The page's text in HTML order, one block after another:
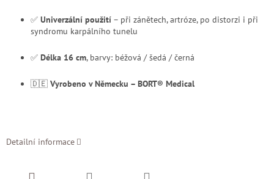
✅ Univerzální použití – při zánětech, artróze, po distorzi i při
syndromu karpálního tunelu
✅ Délka 16 cm, barvy: béžová / šedá / černá
🇩🇪 Vyrobeno v Německu – BORT® Medical
Detailní informace